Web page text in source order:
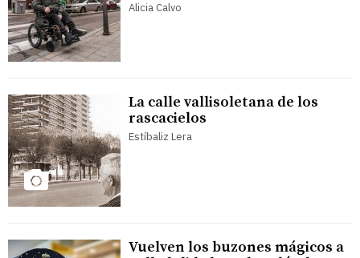
Alicia Calvo
La calle vallisoletana de los
rascacielos
Estíbaliz Lera
Vuelven los buzones mágicos a